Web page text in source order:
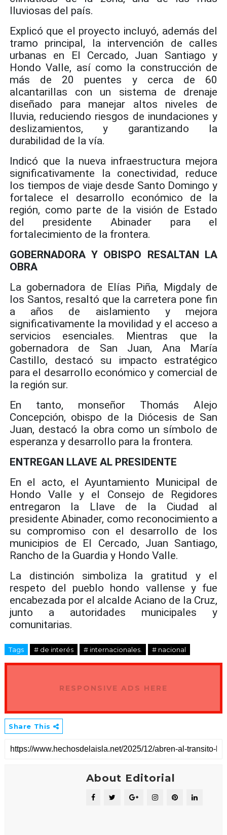
lluviosas del país.
Explicó que el proyecto incluyó, además del
tramo principal, la intervención de calles
urbanas en El Cercado, Juan Santiago y
Hondo Valle, así como la construcción de
más de 20 puentes y cerca de 60
alcantarillas con un sistema de drenaje
diseñado para manejar altos niveles de
lluvia, reduciendo riesgos de inundaciones y
deslizamientos, y garantizando la
durabilidad de la vía.
Indicó que la nueva infraestructura mejora
significativamente la conectividad, reduce
los tiempos de viaje desde Santo Domingo y
fortalece el desarrollo económico de la
región, como parte de la visión de Estado
del presidente Abinader para el
fortalecimiento de la frontera.
GOBERNADORA Y OBISPO RESALTAN LA
OBRA
La gobernadora de Elías Piña, Migdaly de
los Santos, resaltó que la carretera pone fin
a años de aislamiento y mejora
significativamente la movilidad y el acceso a
servicios esenciales. Mientras que la
gobernadora de San Juan, Ana María
Castillo, destacó su impacto estratégico
para el desarrollo económico y comercial de
la región sur.
En tanto, monseñor Thomás Alejo
Concepción, obispo de la Diócesis de San
Juan, destacó la obra como un símbolo de
esperanza y desarrollo para la frontera.
ENTREGAN LLAVE AL PRESIDENTE
En el acto, el Ayuntamiento Municipal de
Hondo Valle y el Consejo de Regidores
entregaron la Llave de la Ciudad al
presidente Abinader, como reconocimiento a
su compromiso con el desarrollo de los
municipios de El Cercado, Juan Santiago,
Rancho de la Guardia y Hondo Valle.
La distinción simboliza la gratitud y el
respeto del pueblo hondo vallense y fue
encabezada por el alcalde Aciano de la Cruz,
junto a autoridades municipales y
comunitarias.
Tags # de interés # internacionales. # nacional
RESPONSIVE ADS HERE
Share This
About Editorial